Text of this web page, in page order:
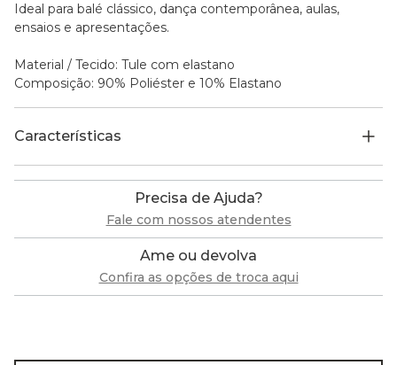
Ideal para balé clássico, dança contemporânea, aulas,
ensaios e apresentações.
Material / Tecido: Tule com elastano
Composição: 90% Poliéster e 10% Elastano
Características
Precisa de Ajuda?
Fale com nossos atendentes
Ame ou devolva
Confira as opções de troca aqui